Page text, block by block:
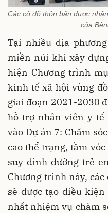
Các cô đỡ thôn bản được
của
Tại nhiều địa
miền núi khi xây
hiện Chương trình
kinh tế xã hội vùng
giai đoạn 2021-2030
hỗ trợ nhân viên y tế
vào Dự án 7: Chăm
cao thể trạng, tầm
suy dinh dưỡng trẻ
Chương trình này,
sẽ được tạo điều
nhất nhiệm vụ chăm